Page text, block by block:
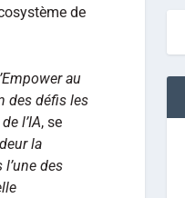
de
au
des défis les
l’IA, se
la
des